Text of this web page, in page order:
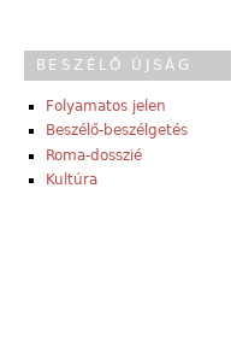
BESZÉLŐ ÚJSÁG
Folyamatos jelen
Beszélő-beszélgetés
Roma-dosszié
Kultúra